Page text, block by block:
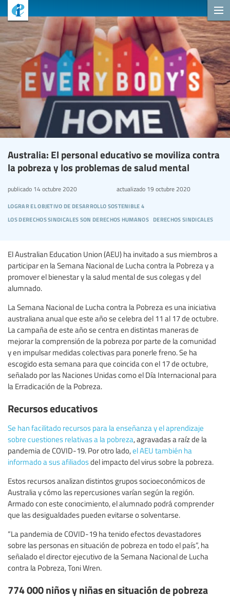
Australia: El personal educativo se moviliza contra
la pobreza y los problemas de salud mental
lograr el objetivo de desarrollo sostenible 4
los derechos sindicales son derechos humanos derechos sindicales
publicado 14 octubre 2020 actualizado19 octubre 2020
El Australian Education Union (AEU) ha invitado a sus miembros a
participar en la Semana Nacional de Lucha contra la Pobreza y a
promover el bienestar y la salud mental de sus colegas y del
alumnado.
La Semana Nacional de Lucha contra la Pobreza es una iniciativa
australiana anual que este año se celebra del 11 al 17 de octubre.
La campaña de este año se centra en distintas maneras de
mejorar la comprensión de la pobreza por parte de la comunidad
y en impulsar medidas colectivas para ponerle freno. Se ha
escogido esta semana para que coincida con el 17 de octubre,
señalado por las Naciones Unidas como el Día Internacional para
la Erradicación de la Pobreza.
Recursos educativos
Se han facilitado recursos para la enseñanza y el aprendizaje
sobre cuestiones relativas a la pobreza, agravadas a raíz de la
pandemia de COVID-19. Por otro lado,el AEU también ha
informado a sus afiliadosdel impacto del virus sobre la pobreza.
Estos recursos analizan distintos grupos socioeconómicos de
Australia y cómo las repercusiones varían según la región.
Armado con este conocimiento, el alumnado podrá comprender
que las desigualdades pueden evitarse o solventarse.
“La pandemia de COVID-19 ha tenido efectos devastadores
sobre las personas en situación de pobreza en todo el país”, ha
señalado el director ejecutivo de la Semana Nacional de Lucha
contra la Pobreza, Toni Wren.
774 000 niños y niñas en situación de pobreza